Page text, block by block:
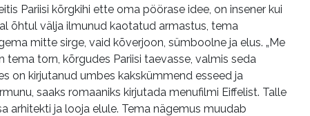
Pariisi kõrgkihi ette oma pöörase idee, on insener kui
õhtul välja ilmunud kaotatud armastus, tema
mitte sirge, vaid kõverjoon, sümboolne ja elus. „Me
tema torn, kõrgudes Pariisi taevasse, valmis seda
on kirjutanud umbes kakskümmend esseed ja
saaks romaaniks kirjutada menufilmi Eiffelist. Talle
arhitekti ja looja elule. Tema nägemus muudab